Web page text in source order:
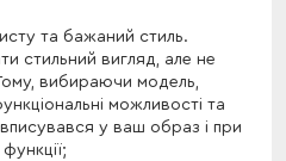
та бажаний стиль.
стильний вигляд, але не
вибираючи модель,
можливості та
у ваш образ і при